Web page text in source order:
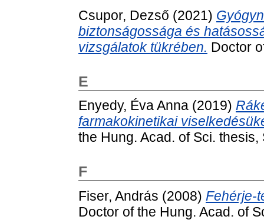
Csupor, Dezső (2021)
biztonságossága és
vizsgálatok tükrében. Doctor
E
Enyedy, Éva Anna (2019)
farmakokinetikai
the Hung. Acad. of Sci.
F
Fiser, András (2008) Fehérje-
Doctor of the Hung. Acad. of